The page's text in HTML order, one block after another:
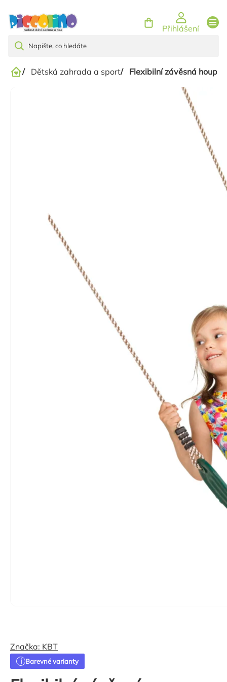
Přihlášení
Domů
/ Dětská zahrada a sport/ Flexibilní závěsná
Barevné varianty
Značka: KBT